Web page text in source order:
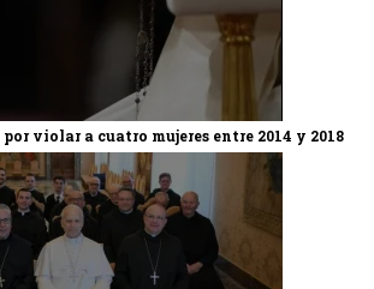
violar a cuatro mujeres entre 2014 y 2018